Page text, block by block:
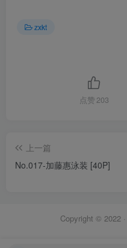
zxkt
点赞 203
上一篇
No.017-加藤惠泳装 [40P]
Copyright © 2022 ·